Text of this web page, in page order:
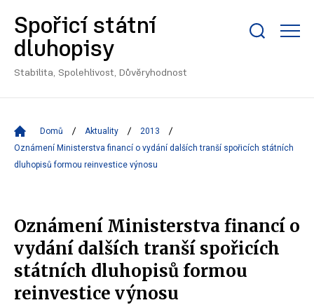
Spořicí státní
dluhopisy
Stabilita, Spolehlivost, Důvěryhodnost
Domů Aktuality
2013
Oznámení Ministerstva financí o vydání dalších tranší spořicích státních
dluhopisů formou reinvestice výnosu
Oznámení Ministerstva financí o
vydání dalších tranší spořicích
státních dluhopisů formou
reinvestice výnosu